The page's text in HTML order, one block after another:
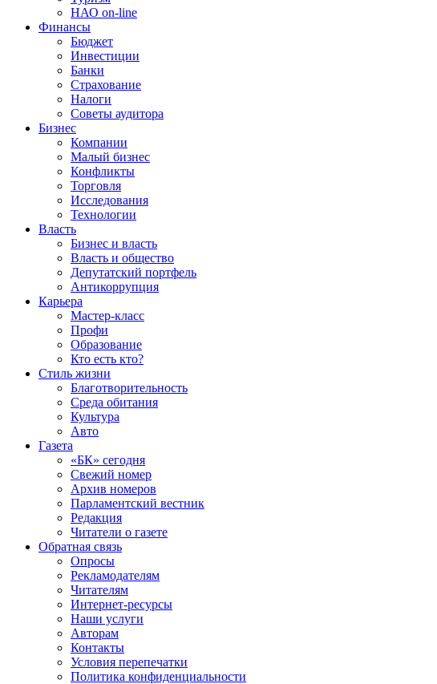
НАО on-line
Финансы
Бюджет
Инвестиции
Банки
Страхование
Налоги
Советы аудитора
Бизнес
Компании
Малый бизнес
Конфликты
Торговля
Исследования
Технологии
Власть
Бизнес и власть
Власть и общество
Депутатский портфель
Антикоррупция
Карьера
Мастер-класс
Профи
Образование
Кто есть кто?
Стиль жизни
Благотворительность
Среда обитания
Культура
Авто
Газета
«БК» сегодня
Свежий номер
Архив номеров
Парламентский вестник
Редакция
Читатели о газете
Обратная связь
Опросы
Рекламодателям
Читателям
Интернет-ресурсы
Наши услуги
Авторам
Контакты
Условия перепечатки
Политика конфиденциальности